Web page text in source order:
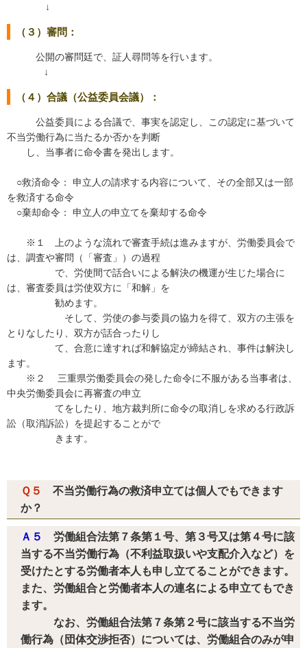
↓
（３）審問：
公開の審問廷で、証人尋問等を行います。
↓
（４）合議（公益委員会議）：
公益委員による合議で、事実を認定し、この認定に基づいて
不当労働行為に当たるか否かを判断
し、当事者に命令書を発出します。
○救済命令： 申立人の請求する内容について、その全部又は一部
を救済する命令
○棄却命令： 申立人の申立てを棄却する命令
※１ 上のような流れで審査手続は進みますが、労働委員会で
は、調査や審問（「審査」）の過程
で、労使間で話合いによる解決の機運が生じた場合に
は、審査委員は労使双方に「和解」を
勧めます。
そして、労使の参与委員の協力を得て、双方の主張を
とりなしたり、双方が話合ったりし
て、合意に達すれば和解協定が締結され、事件は解決し
ます。
※２ 三重県労働委員会の発した命令に不服がある当事者は、
中央労働委員会に再審査の申立
てをしたり、地方裁判所に命令の取消しを求める行政訴
訟（取消訴訟）を提起することがで
きます。
Ｑ５
不当労働行為の救済申立ては個人でもできます
か？
Ａ５
労働組合法第７条第１号、第３号又は第４号に該
当する不当労働行為（不利益取扱いや支配介入など）を
受けたとする労働者本人も申し立てることができます。
また、労働組合と労働者本人の連名による申立てもでき
ます。
なお、労働組合法第７条第２号に該当する不当労
働行為（団体交渉拒否）については、労働組合のみが申